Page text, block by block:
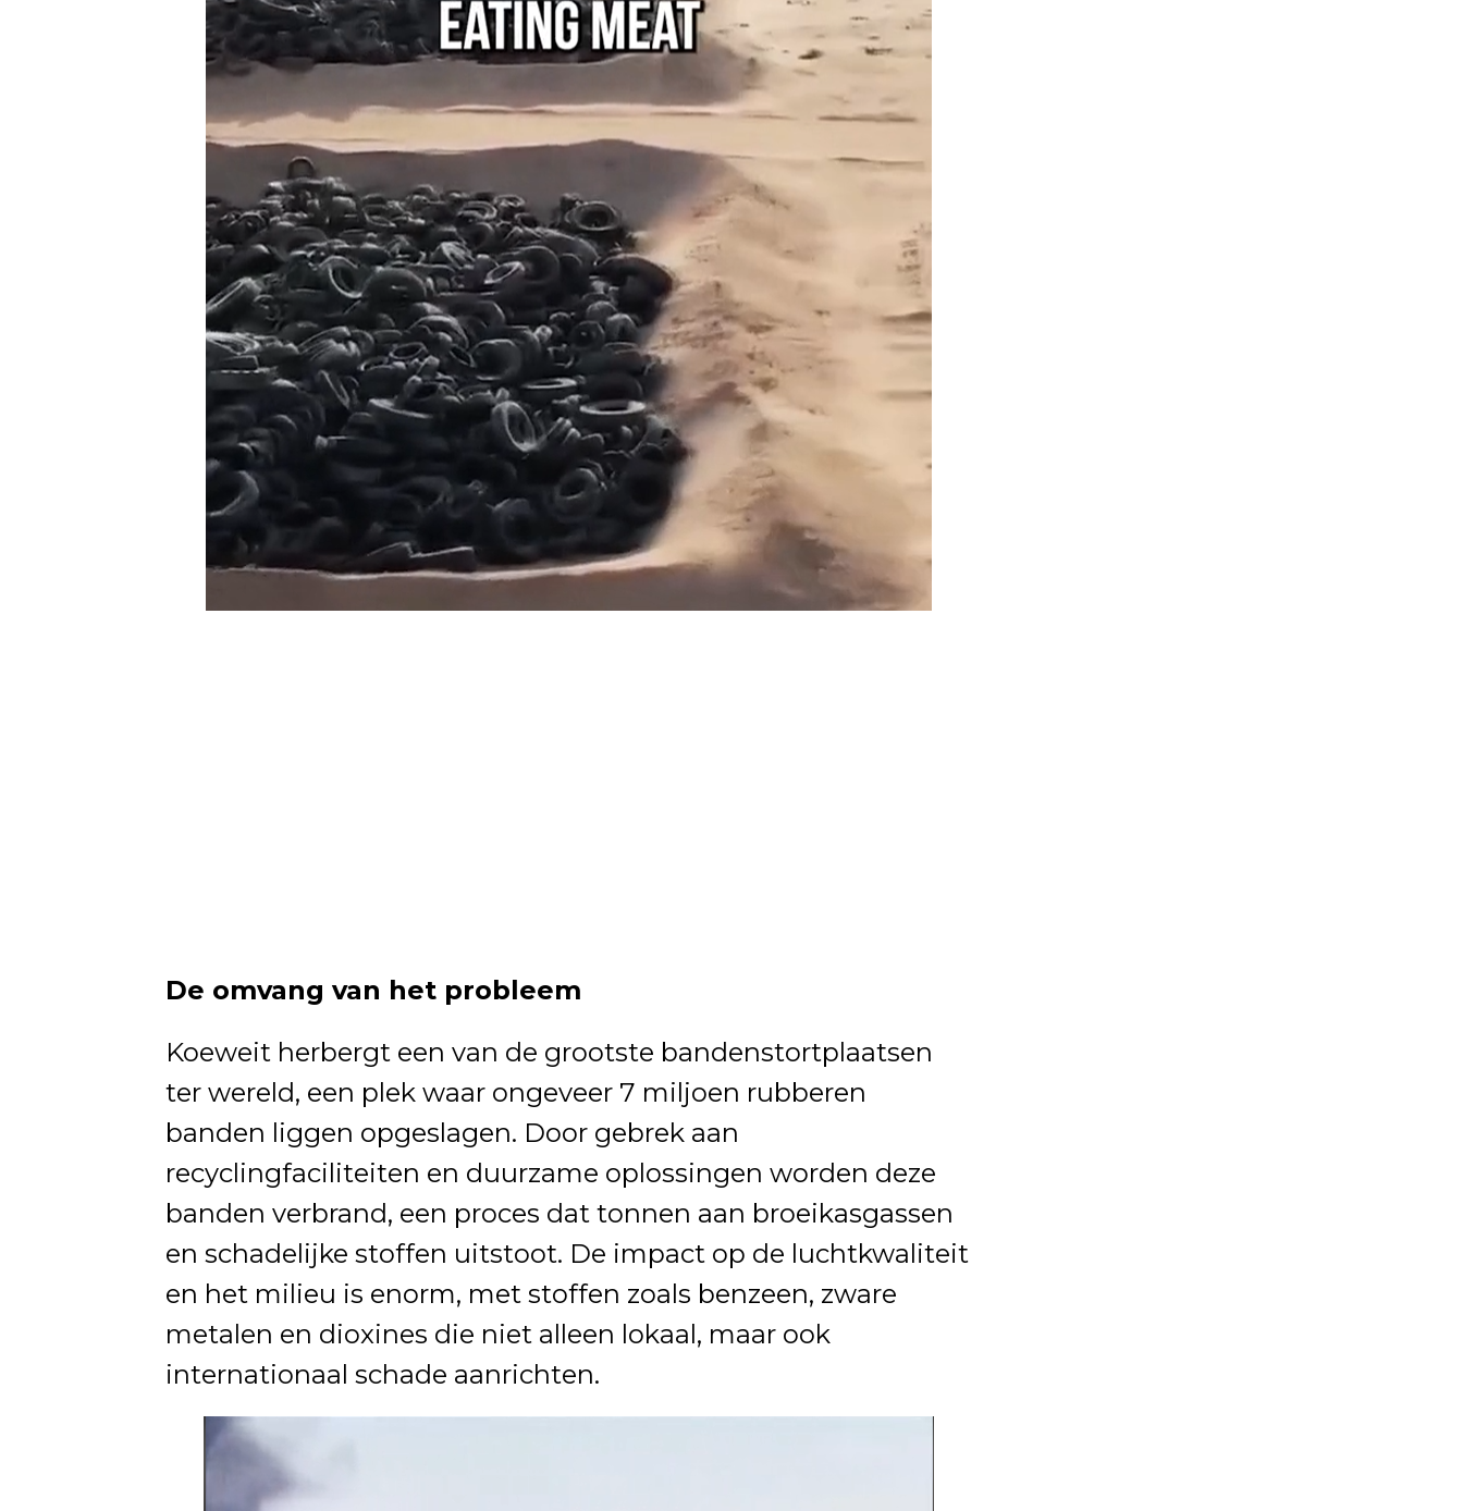
De omvang van het probleem
Koeweit herbergt een van de grootste bandenstortplaatsen
ter wereld, een plek waar ongeveer 7 miljoen rubberen
banden liggen opgeslagen. Door gebrek aan
recyclingfaciliteiten en duurzame oplossingen worden deze
banden verbrand, een proces dat tonnen aan broeikasgassen
en schadelijke stoffen uitstoot. De impact op de luchtkwaliteit
en het milieu is enorm, met stoffen zoals benzeen, zware
metalen en dioxines die niet alleen lokaal, maar ook
internationaal schade aanrichten.